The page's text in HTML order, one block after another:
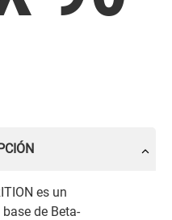
es un
de Beta-